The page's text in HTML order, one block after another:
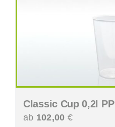
Classic Cup 0,2l PP
ab 102,00 €